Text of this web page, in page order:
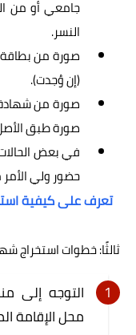
جامعي أو من
النسر.
صورة من بطاقة
(إن وُجدت).
صورة من شهادة
صورة طبق
في بعض
حضور ولي الأمر
تعرف على كيفية
ثالثًا: خطوات استخراج
التوجه إلى
محل الإقامة